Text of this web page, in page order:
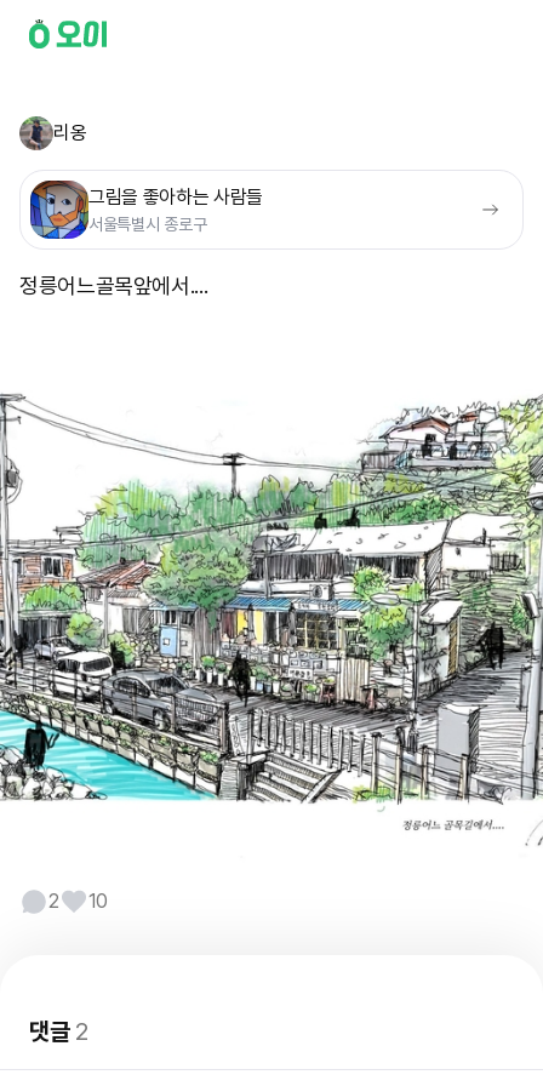
리옹
그림을 좋아하는 사람들
서울특별시 종로구
정릉어느골목앞에서....
2 10
댓글2